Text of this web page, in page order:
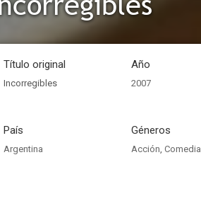
Título original
Incorregibles
Año
2007
País
Argentina
Géneros
Acción, Comedia